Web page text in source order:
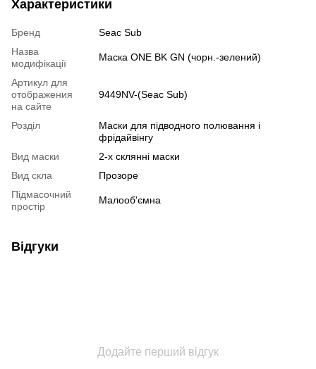
Характеристики
Бренд
Seac Sub
Назва
модифікації
Маска ONE BK GN (чорн.-зелений)
Артикул для
отображения
на сайте
9449NV-(Seac Sub)
Розділ
Маски для підводного полювання і
фрідайвінгу
Вид маски
2-х склянні маски
Вид скла
Прозоре
Підмасочний
простір
Малооб'ємна
Відгуки
Додайте перший відгук